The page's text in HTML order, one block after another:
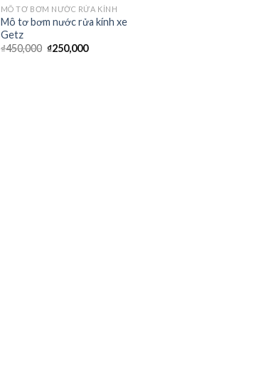
MÔ TƠ BƠM NƯỚC RỬA KÍNH
Mô tơ bơm nước rửa kính xe
Getz
₫450,000 ₫250,000